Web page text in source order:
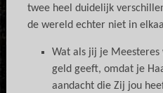
twee heel duidelijk
de wereld echter niet in
Wat als jij je Meesteres
geld geeft, omdat je
aandacht die Zij jou